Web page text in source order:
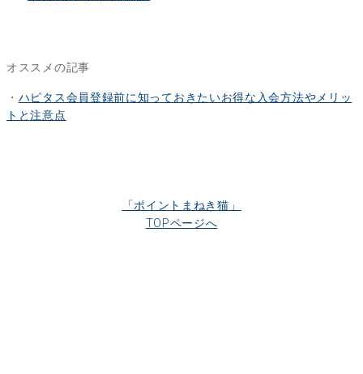
オススメの記事
・ ハピタス会員登録前に知っておきたいお得な入会方法やメリッ
トと注意点
「ポイントまねき猫」
TOPページへ